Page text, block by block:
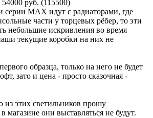
руб. (115500)
серии MAX идут с радиаторами, где
части у торцевых рёбер, то эти
небольшие искривления во время
текущие коробки на них не
образца, только на него не будет
зато и цена - просто сказочная -
из этих светильников прошу
магазине они выставляться не будут.